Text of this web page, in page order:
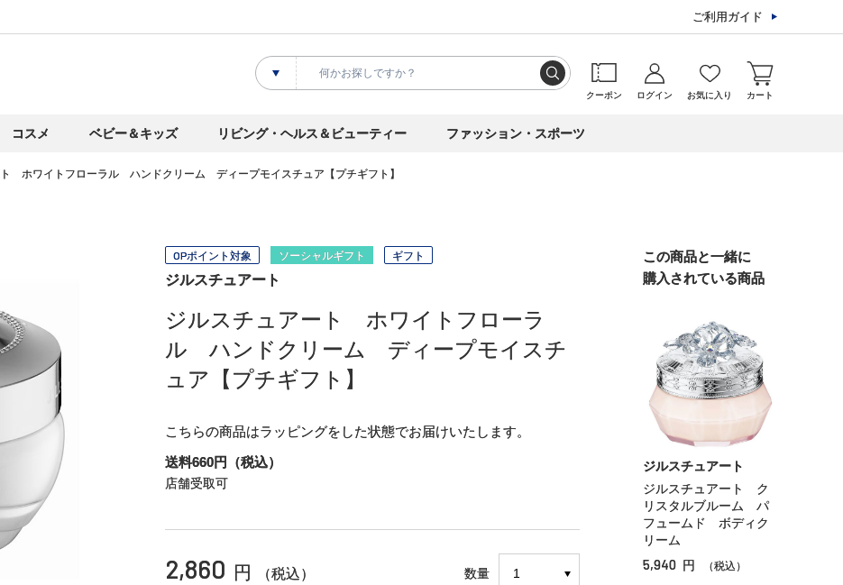
ご利用ガイド
クーポン ログイン お気に入り カート
コスメ ベビー＆キッズ リビング・ヘルス＆ビューティー ファッション・スポーツ
ト ホワイトフローラル ハンドクリーム ディープモイスチュア【プチギフト】
OPポイント対象 ソーシャルギフト ギフト
ジルスチュアート
ジルスチュアート ホワイトフローラ
ル ハンドクリーム ディープモイスチ
ュア【プチギフト】
こちらの商品はラッピングをした状態でお届けいたします。
送料660円（税込）
店舗受取可
2,860 円 （税込） 数量
この商品と一緒に
購入されている商品
ジルスチュアート
ジルスチュアート ク
リスタルブルーム パ
フュームド ボディク
リーム
5,940 円 （税込）